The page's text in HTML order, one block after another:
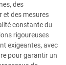
des
et des mesures
constante du
rigoureuses
exigeantes, avec
pour garantir un